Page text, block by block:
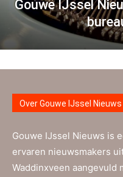
Gouwe IJssel
Over Gouwe IJssel Nieuws
Gouwe IJssel Nieuws is
ervaren nieuwsmakers
Waddinxveen